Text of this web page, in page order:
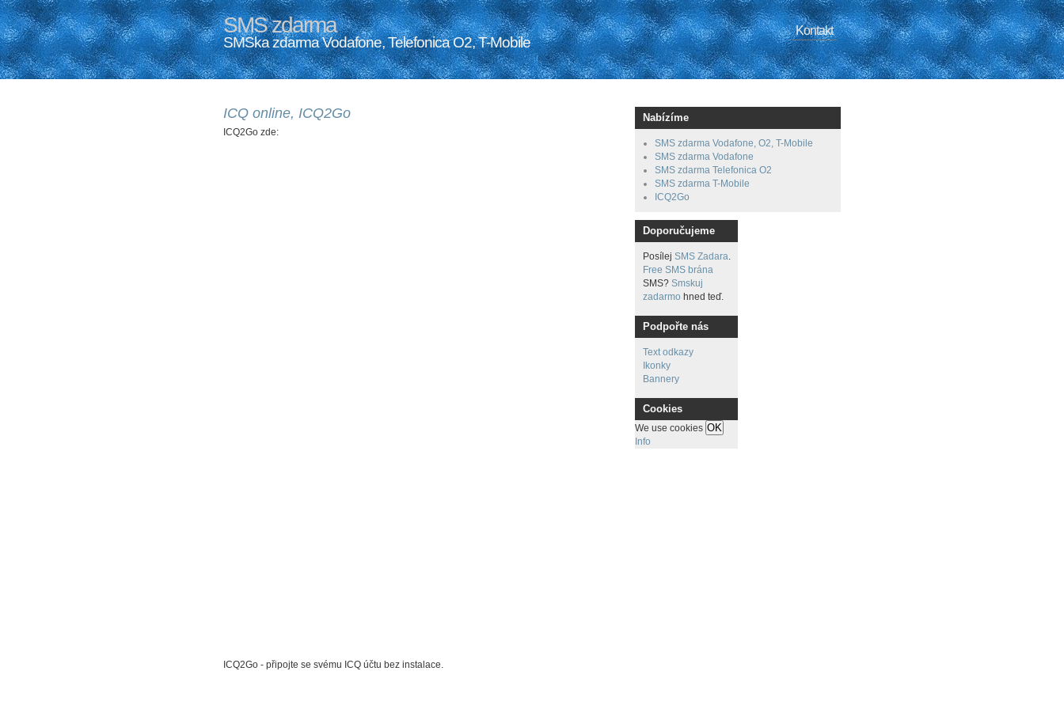
SMS zdarma
SMSka zdarma Vodafone, Telefonica O2, T-Mobile
Kontakt
ICQ online, ICQ2Go
ICQ2Go zde:
ICQ2Go - připojte se svému ICQ účtu bez instalace.
Nabízíme
SMS zdarma Vodafone, O2, T-Mobile
SMS zdarma Vodafone
SMS zdarma Telefonica O2
SMS zdarma T-Mobile
ICQ2Go
Doporučujeme
Posílej SMS Zadara.
Free SMS brána
SMS? Smskuj
zadarmo hned teď.
Podpořte nás
Text odkazy
Ikonky
Bannery
Cookies
We use cookies
Info